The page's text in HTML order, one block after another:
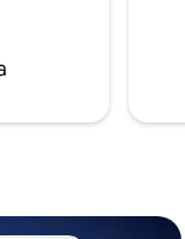
parque infantil para
16 personas con 5
mascotas y se
se actualizó a